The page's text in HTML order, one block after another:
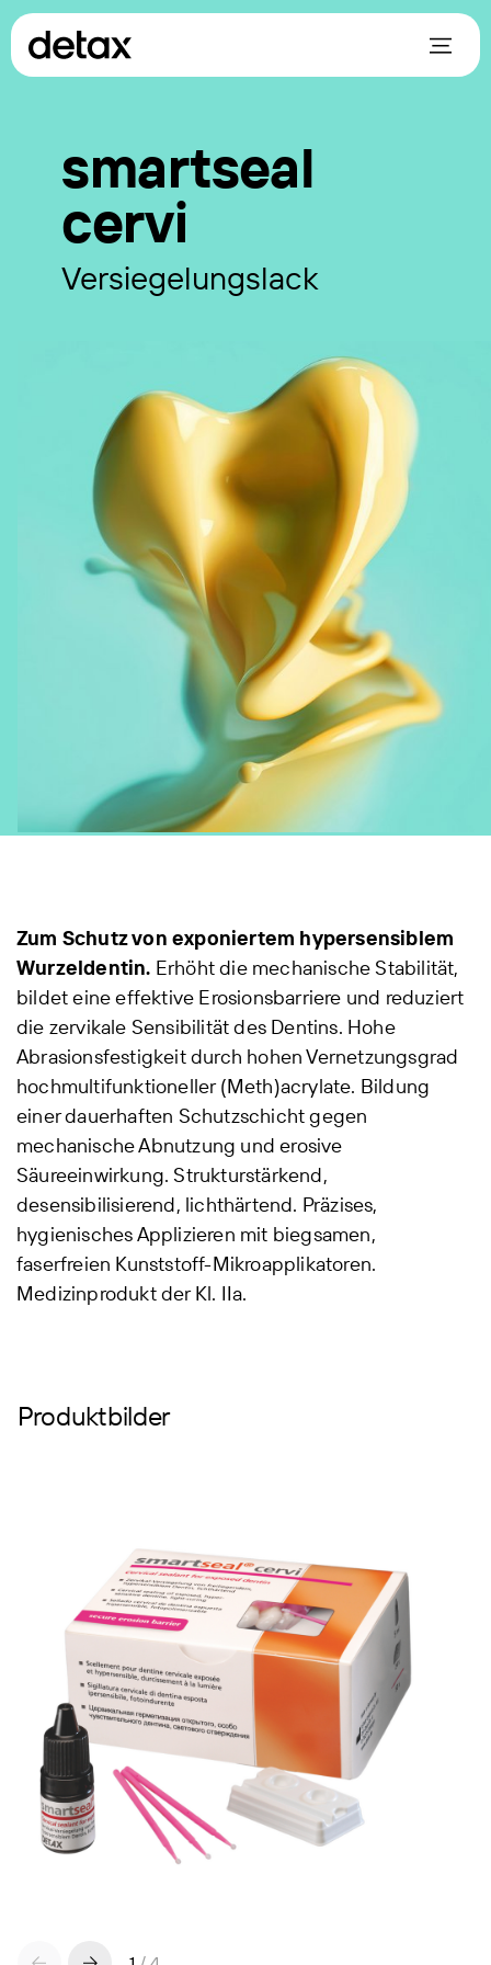
smartseal
cervi
Versiegelungslack
Zum Schutz von exponiertem hypersensiblem
Wurzeldentin. Erhöht die mechanische Stabilität,
bildet eine effektive Erosionsbarriere und reduziert
die zervikale Sensibilität des Dentins. Hohe
Abrasionsfestigkeit durch hohen Vernetzungsgrad
hochmultifunktioneller (Meth)acrylate. Bildung
einer dauerhaften Schutzschicht gegen
mechanische Abnutzung und erosive
Säureeinwirkung. Strukturstärkend,
desensibilisierend, lichthärtend. Präzises,
hygienisches Applizieren mit biegsamen,
faserfreien Kunststoff-Mikroapplikatoren.
Medizinprodukt der Kl. IIa.
Produktbilder